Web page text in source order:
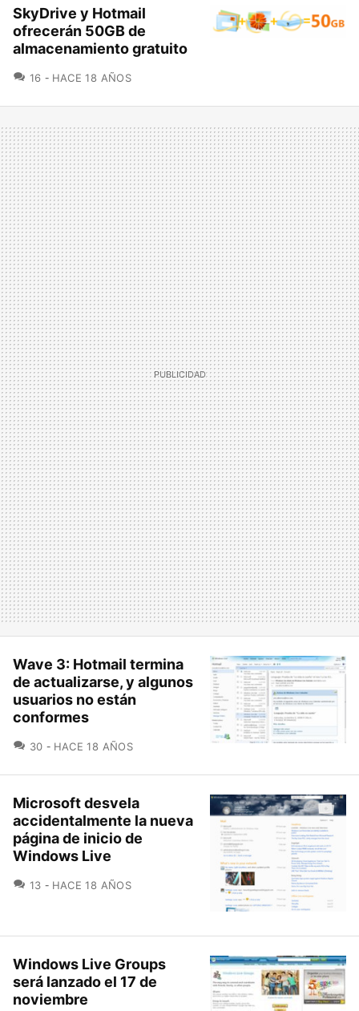
SkyDrive y Hotmail
ofrecerán 50GB de
almacenamiento gratuito
16 COMENTARIOS
HACE 18 AÑOS
Wave 3: Hotmail termina
de actualizarse, y algunos
usuarios no están
conformes
30 COMENTARIOS
HACE 18 AÑOS
Microsoft desvela
accidentalmente la nueva
página de inicio de
Windows Live
13 COMENTARIOS
HACE 18 AÑOS
Windows Live Groups
será lanzado el 17 de
noviembre